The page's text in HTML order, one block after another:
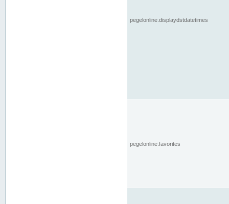
pegelonline.displaydstdatetimes
pegelonline.favorites